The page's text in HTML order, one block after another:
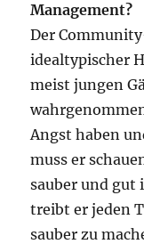
Management?
Der
idealtypischer
meist jungen
Angst haben
muss er
sauber und gut
treibt er jeden
sauber zu